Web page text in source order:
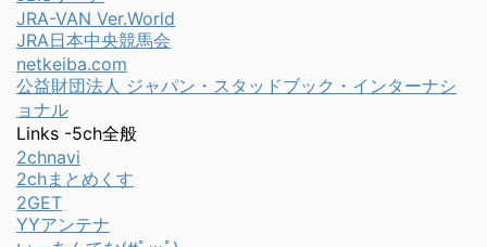
JRA-VAN Ver.World
JRA日本中央競馬会
netkeiba.com
公益財団法人 ジャパン・スタッドブック・インターナシ
ョナル
Links -5ch全般
2chnavi
2chまとめくす
2GET
YYアンテナ